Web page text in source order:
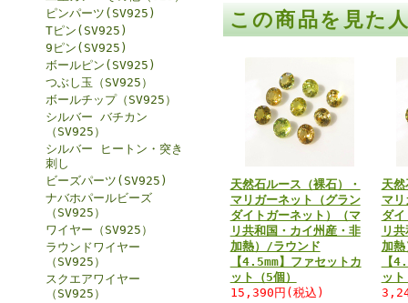
ピンパーツ(SV925)
Tピン(SV925)
9ピン(SV925)
ボールピン(SV925)
つぶし玉（SV925）
ボールチップ（SV925）
シルバー バチカン
（SV925）
シルバー ヒートン・突き
刺し
ビーズパーツ(SV925)
ナバホパールビーズ
（SV925）
ワイヤー（SV925）
ラウンドワイヤー
（SV925）
スクエアワイヤー
（SV925）
この商品を見た
天然石ルース（裸石）・
マリガーネット（グラン
ダイトガーネット）（マ
リ共和国・カイ州産・非
加熱）/ラウンド
【4.5mm】ファセットカ
ット（5個）
15,390円(税込)
天
マ
ダ
リ
加
【
ッ